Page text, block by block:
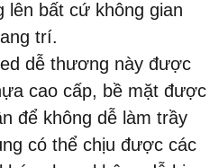
lên bất cứ không gian
trí.
dễ thương này được
cao cấp, bề mặt được
để không dễ làm trầy
có thể chịu được các